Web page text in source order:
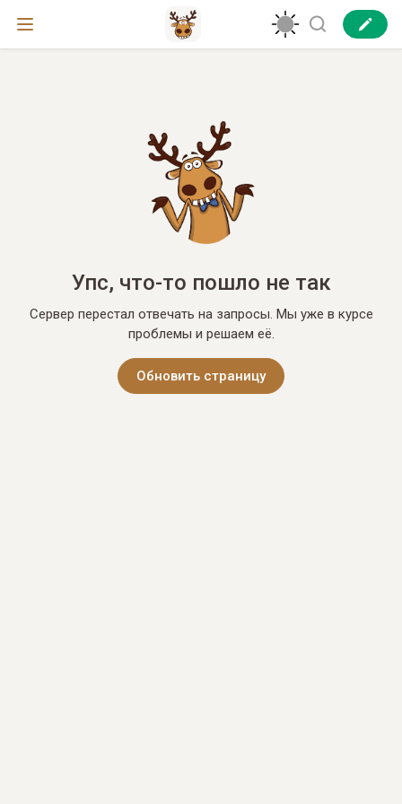
Упс, что-то пошло не так
Сервер перестал отвечать на запросы. Мы уже в курсе
проблемы и решаем её.
Обновить страницу